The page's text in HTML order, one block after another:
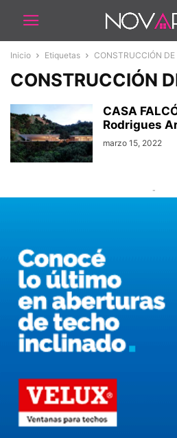
Inicio Etiquetas CONSTRUCCIÓN DE
CONSTRUCCIÓN
CASA
Rodrigues
marzo 15, 2022
-